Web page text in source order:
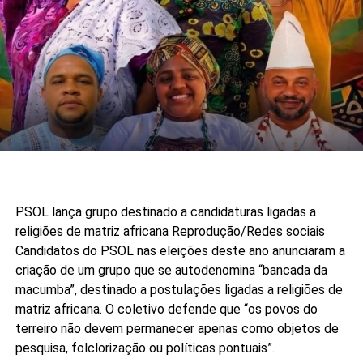
PSOL lança grupo destinado a candidaturas ligadas a
religiões de matriz africana Reprodução/Redes sociais
Candidatos do PSOL nas eleições deste ano anunciaram a
criação de um grupo que se autodenomina “bancada da
macumba”, destinado a postulações ligadas a religiões de
matriz africana. O coletivo defende que “os povos do
terreiro não devem permanecer apenas como objetos de
pesquisa, folclorização ou políticas pontuais”.